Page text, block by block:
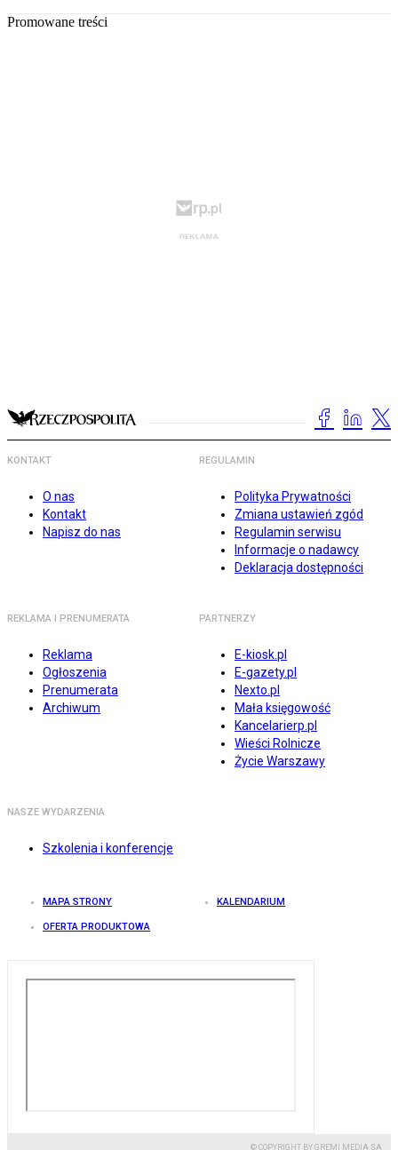
Promowane treści
KONTAKT
O nas
Kontakt
Napisz do nas
REGULAMIN
Polityka Prywatności
Zmiana ustawień zgód
Regulamin serwisu
Informacje o nadawcy
Deklaracja dostępności
REKLAMA I PRENUMERATA
Reklama
Ogłoszenia
Prenumerata
Archiwum
PARTNERZY
E-kiosk.pl
E-gazety.pl
Nexto.pl
Mała księgowość
Kancelarierp.pl
Wieści Rolnicze
Życie Warszawy
NASZE WYDARZENIA
Szkolenia i konferencje
MAPA STRONY KALENDARIUM
OFERTA PRODUKTOWA
© COPYRIGHT BY GREMI MEDIA SA